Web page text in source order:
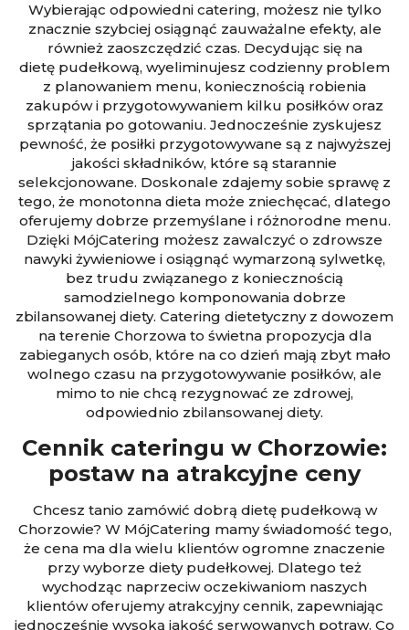
Wybierając odpowiedni catering, możesz nie tylko
znacznie szybciej osiągnąć zauważalne efekty, ale
również zaoszczędzić czas. Decydując się na
dietę pudełkową, wyeliminujesz codzienny problem
z planowaniem menu, koniecznością robienia
zakupów i przygotowywaniem kilku posiłków oraz
sprzątania po gotowaniu. Jednocześnie zyskujesz
pewność, że posiłki przygotowywane są z najwyższej
jakości składników, które są starannie
selekcjonowane. Doskonale zdajemy sobie sprawę z
tego, że monotonna dieta może zniechęcać, dlatego
oferujemy dobrze przemyślane i różnorodne menu.
Dzięki MójCatering możesz zawalczyć o zdrowsze
nawyki żywieniowe i osiągnąć wymarzoną sylwetkę,
bez trudu związanego z koniecznością
samodzielnego komponowania dobrze
zbilansowanej diety. Catering dietetyczny z dowozem
na terenie Chorzowa to świetna propozycja dla
zabieganych osób, które na co dzień mają zbyt mało
wolnego czasu na przygotowywanie posiłków, ale
mimo to nie chcą rezygnować ze zdrowej,
odpowiednio zbilansowanej diety.
Cennik cateringu w Chorzowie:
postaw na atrakcyjne ceny
Chcesz tanio zamówić dobrą dietę pudełkową w
Chorzowie? W MójCatering mamy świadomość tego,
że cena ma dla wielu klientów ogromne znaczenie
przy wyborze diety pudełkowej. Dlatego też
wychodząc naprzeciw oczekiwaniom naszych
klientów oferujemy atrakcyjny cennik, zapewniając
jednocześnie wysoką jakość serwowanych potraw. Co